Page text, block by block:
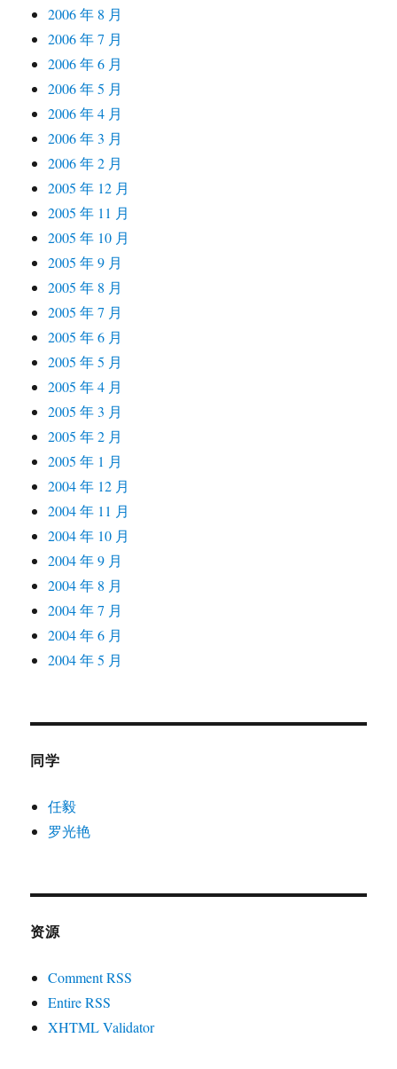
2006 年 8 月
2006 年 7 月
2006 年 6 月
2006 年 5 月
2006 年 4 月
2006 年 3 月
2006 年 2 月
2005 年 12 月
2005 年 11 月
2005 年 10 月
2005 年 9 月
2005 年 8 月
2005 年 7 月
2005 年 6 月
2005 年 5 月
2005 年 4 月
2005 年 3 月
2005 年 2 月
2005 年 1 月
2004 年 12 月
2004 年 11 月
2004 年 10 月
2004 年 9 月
2004 年 8 月
2004 年 7 月
2004 年 6 月
2004 年 5 月
同学
任毅
罗光艳
资源
Comment RSS
Entire RSS
XHTML Validator